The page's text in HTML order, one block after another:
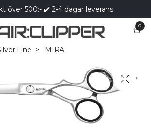
över 500:- ✔️ 2-4 dagar leverans
0
Line MIRA